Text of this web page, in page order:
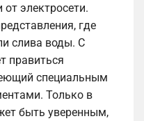
электросети.
где
слива воды. С
правиться
специальным
Только в
быть уверенным,